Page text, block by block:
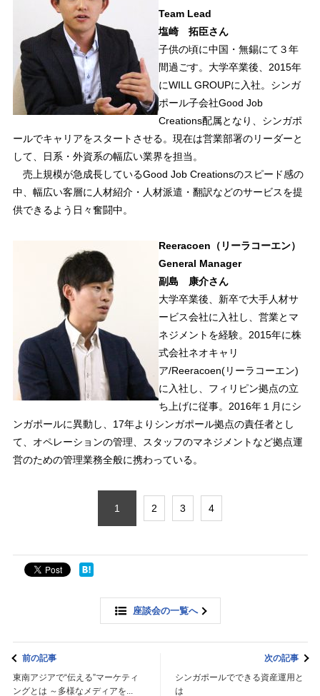
Team Lead
塩崎 拓臣さん
子供の頃に中国・無錫にて３年
間過ごす。大学卒業後、2015年
にWILL GROUPに入社。シンガ
ポール子会社Good Job
Creations配属となり、シンガポ
ールでキャリアをスタートさせる。現在は営業部署のリーダーと
して、日系・外資系の幅広い業界を担当。
売上規模が急成長しているGood Job Creationsのスピード感の
中、幅広い客層に人材紹介・人材派遣・翻訳などのサービスを提
供できるよう日々奮闘中。
Reeracoen（リーラコーエン）
General Manager
副島 康介さん
大学卒業後、新卒で大手人材サ
ービス会社に入社し、営業とマ
ネジメントを経験。2015年に株
式会社ネオキャリ
ア/Reeracoen(リーラコーエン)
に入社し、フィリピン拠点の立
ち上げに従事。2016年１月にシ
ンガポールに異動し、17年よりシンガポール拠点の責任者とし
て、オペレーションの管理、スタッフのマネジメントなど拠点運
営のための管理業務全般に携わっている。
1 2 3 4
座談会の一覧へ
前の記事
東南アジアで“伝える”マーケティ
ングとは ～多様なメディアを...
次の記事
シンガポールでできる資産運用と
は